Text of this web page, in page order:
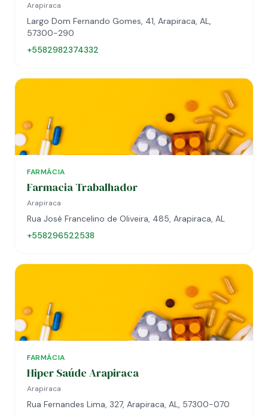
Arapiraca
Largo Dom Fernando Gomes, 41, Arapiraca, AL,
57300-290
+5582982374332
FARMÁCIA
Farmacia Trabalhador
Arapiraca
Rua José Francelino de Oliveira, 485, Arapiraca, AL
+558296522538
FARMÁCIA
Hiper Saúde Arapiraca
Arapiraca
Rua Fernandes Lima, 327, Arapiraca, AL, 57300-070